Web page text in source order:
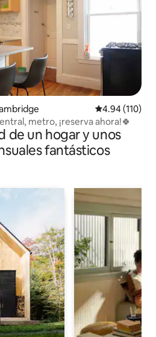
Calificación
4.94 (110)
metro, ¡reserva ahora!🍀
de un hogar y unos
fantásticos